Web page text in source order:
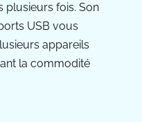
plusieurs fois. Son
USB vous
appareils
la commodité